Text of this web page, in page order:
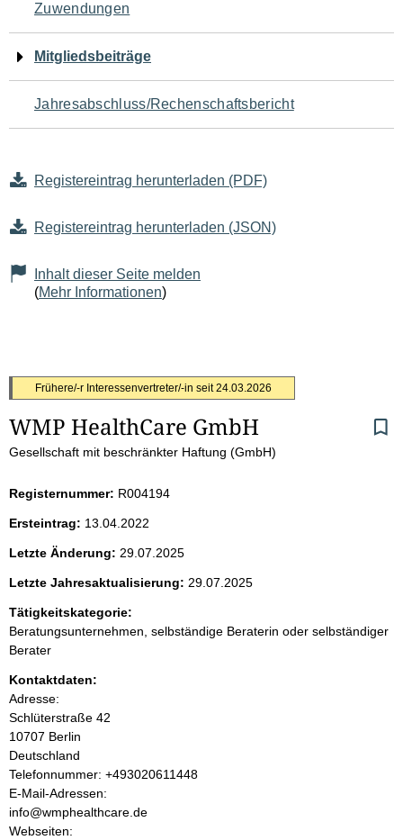
Zuwendungen
Mitgliedsbeiträge
Jahresabschluss/Rechenschaftsbericht
Registereintrag herunterladen (PDF)
Registereintrag herunterladen (JSON)
Inhalt dieser Seite melden
(Mehr Informationen)
S
e
t
e
n
i
n
h
a
l
t
Frühere/-r Interessenvertreter/-in seit 24.03.2026
WMP HealthCare GmbH
Gesellschaft mit beschränkter Haftung (GmbH)
Registernummer: R004194
Ersteintrag: 13.04.2022
Letzte Änderung: 29.07.2025
Letzte Jahresaktualisierung: 29.07.2025
Tätigkeitskategorie:
Beratungsunternehmen, selbständige Beraterin oder selbständiger
Berater
Kontaktdaten:
Adresse:
Schlüterstraße 42
10707 Berlin
Deutschland
K
o
n
t
Telefonnummer: +493020611448
E-Mail-Adressen:
info@wmphealthcare.de
Webseiten: